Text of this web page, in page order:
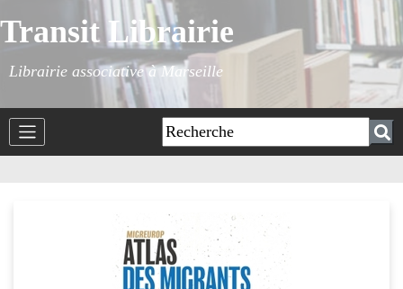
Transit Librairie
Librairie associative à Marseille